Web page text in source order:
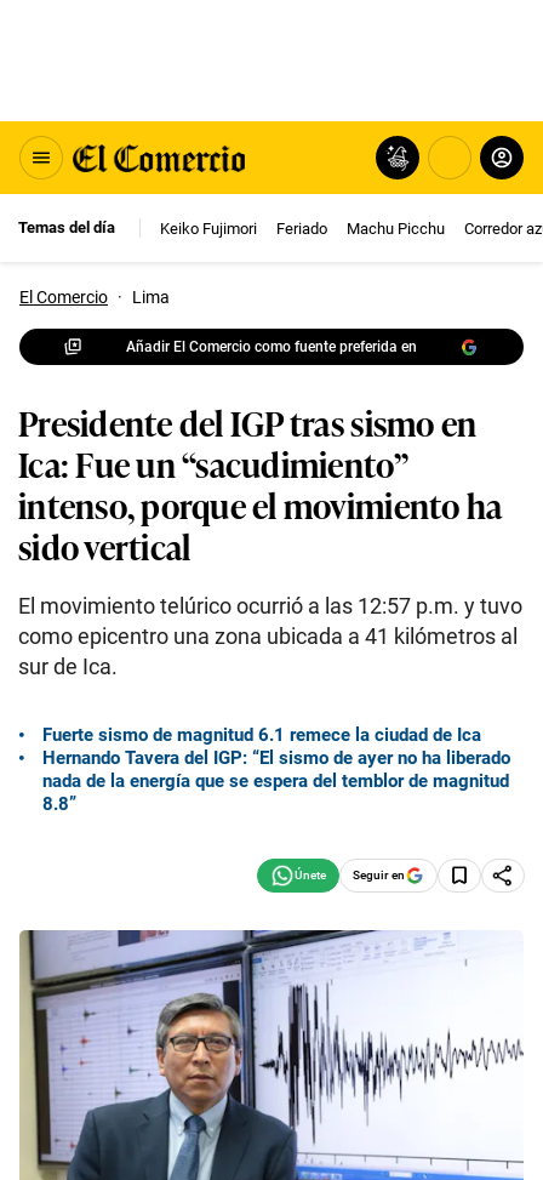
Temas del día Keiko Fujimori Feriado Machu Picchu Corredor
El Comercio · Lima
Añadir El Comercio como fuente preferida en
Presidente del IGP tras sismo en
Ica: Fue un “sacudimiento”
intenso, porque el movimiento ha
sido vertical
El movimiento telúrico ocurrió a las 12:57 p.m. y tuvo
como epicentro una zona ubicada a 41 kilómetros al
sur de Ica.
Fuerte sismo de magnitud 6.1 remece la ciudad de Ica
Hernando Tavera del IGP: “El sismo de ayer no ha liberado
nada de la energía que se espera del temblor de magnitud
8.8”
Seguir en